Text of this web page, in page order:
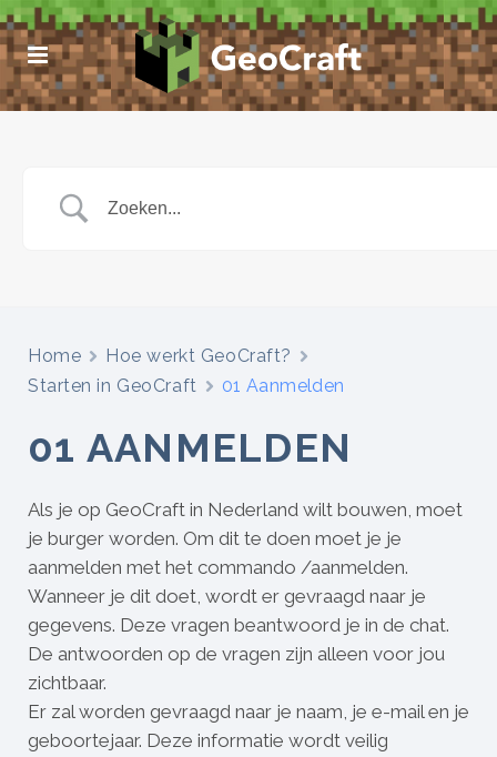
Home
Hoe werkt GeoCraft?
Starten in GeoCraft
01 Aanmelden
01 AANMELDEN
Als je op GeoCraft in Nederland wilt bouwen, moet
je burger worden. Om dit te doen moet je je
aanmelden met het commando /aanmelden.
Wanneer je dit doet, wordt er gevraagd naar je
gegevens. Deze vragen beantwoord je in de chat.
De antwoorden op de vragen zijn alleen voor jou
zichtbaar.
Er zal worden gevraagd naar je naam, je e-mail en je
geboortejaar. Deze informatie wordt veilig